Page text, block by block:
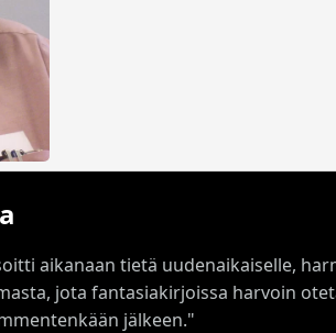
aikanaan tietä uudenaikaiselle,
jota fantasiakirjoissa harvoin
jälkeen."